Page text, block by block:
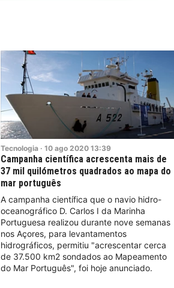
Tecnologia · 10 ago 2020 13:39
Campanha científica acrescenta mais de
37 mil quilómetros quadrados ao mapa do
mar português
A campanha científica que o navio hidro-
oceanográfico D. Carlos I da Marinha
Portuguesa realizou durante nove semanas
nos Açores, para levantamentos
hidrográficos, permitiu "acrescentar cerca
de 37.500 km2 sondados ao Mapeamento
do Mar Português", foi hoje anunciado.